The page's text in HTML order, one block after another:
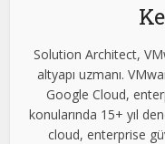
Solution Architect,
altyapı uzmanı.
Google Cloud,
konularında 15+ yıl
cloud, enterprise